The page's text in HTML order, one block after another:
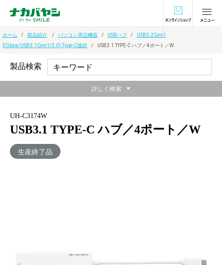
オンラインショ
ホーム 製品紹介 パソコン周辺機器 USBハブ
USB3.2Gen1
5Gbps(USB3.1Gen1/3.0) Type-C接続
USB3.1 TYPE-C ハブ／4ポート／W
UH-C3174W
USB3.1 TYPE-C ハブ／4ポート／W
生産終了品
メーカー希望小売価格：
製品検索
詳しく検索